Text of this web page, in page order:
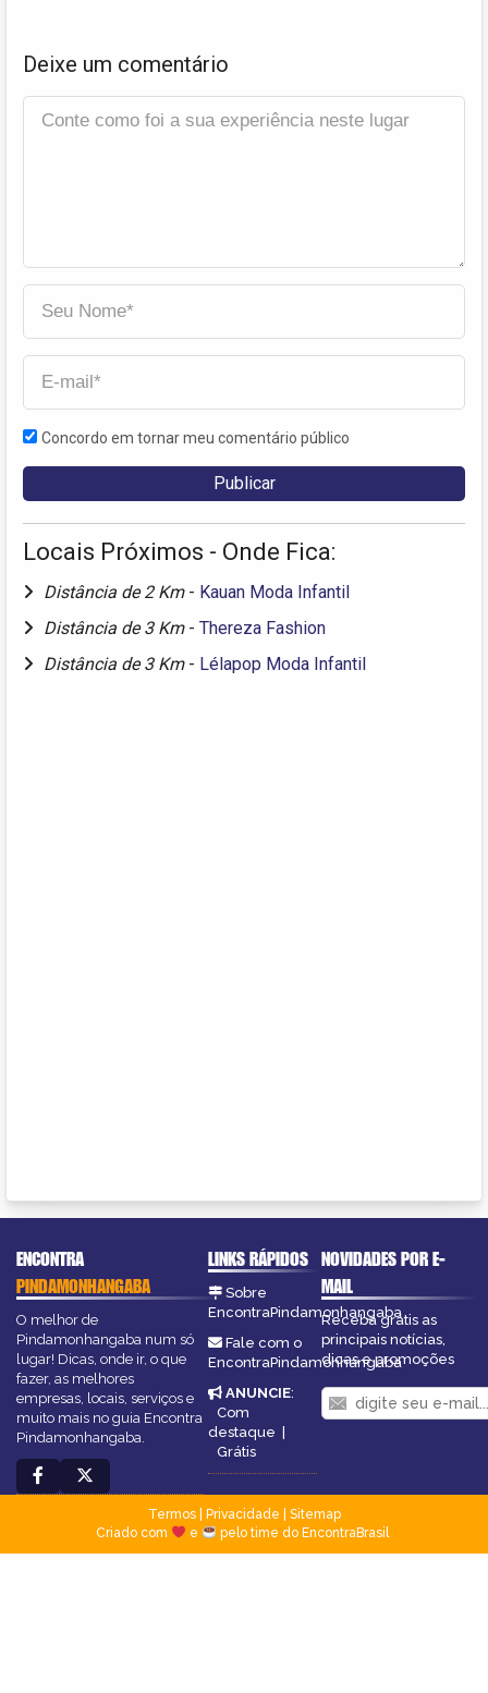
Deixe um comentário
Concordo em tornar meu comentário público
Locais Próximos - Onde Fica:
Distância de 2 Km - Kauan Moda Infantil
Distância de 3 Km - Thereza Fashion
Distância de 3 Km - Lélapop Moda Infantil
ENCONTRA
PINDAMONHANGABA
O melhor de
Pindamonhangaba num só
lugar! Dicas, onde ir, o que
fazer, as melhores
empresas, locais, serviços e
muito mais no guia Encontra
Pindamonhangaba.
LINKS RÁPIDOS
Sobre
EncontraPindamonhangaba
Fale com o
EncontraPindamonhangaba
ANUNCIE:
Com
destaque |
Grátis
NOVIDADES POR E-
MAIL
Receba grátis as
principais notícias,
dicas e promoções
Termos| Privacidade
Sitemap
Criado com
e pelo time do EncontraBrasil